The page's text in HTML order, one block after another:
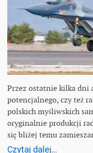
Przez ostatnie kilka dni
potencjalnego, czy też
polskich myśliwskich
oryginalnie produkcji
się bliżej temu
Czytaj dalej...